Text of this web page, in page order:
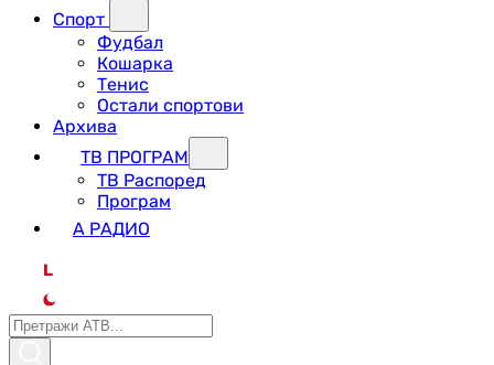
Спорт
Фудбал
Кошарка
Тенис
Остали спортови
Архива
ТВ ПРОГРАМ
ТВ Распоред
Програм
А РАДИО
L